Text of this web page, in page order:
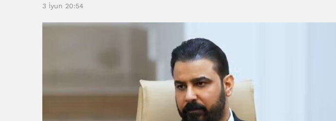
3 İyun 20:54